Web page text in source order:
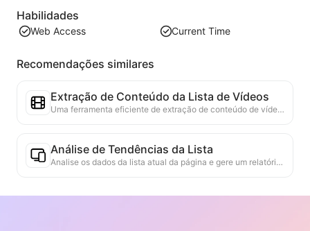
Habilidades
Web Access Current Time
Recomendações similares
Extração de Conteúdo da Lista de Vídeos
Uma ferramenta eficiente de extração de conteúdo de vídeo da web, capaz de escanear rapidamente páginas da web e organizar as informações de vídeo em uma tabela Markdown estruturada.
Análise de Tendências da Lista
Analise os dados da lista atual da página e gere um relatório de tendências. Identifique categorias populares, tipos de produtos em rápida ascensão e tecnologias emergentes. Forneça insights de mercado em tempo real para ajudá-lo a entender as últimas tendências de produtos e movimentos do mercado.